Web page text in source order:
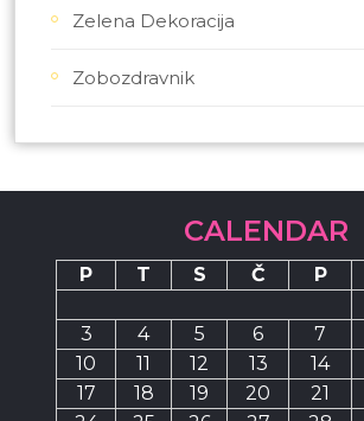
Zelena Dekoracija
Zobozdravnik
CALENDAR
P T S Č P
3
4 5 6 7
10
11 12 13 14
17
18 19 20 21